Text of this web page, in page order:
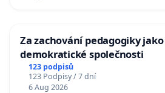
Za zachování pedagogiky
demokratické společnosti
123 podpisů
123 Podpisy / 7 dní
6 Aug 2026